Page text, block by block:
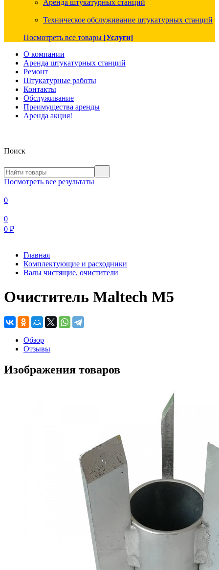
Аренда штукатурных станций
Техническое обслуживание штукатурных станций
Посмотреть все товары [Услуги]
О компании
Аренда штукатурных станций
Ремонт
Штукатурные работы
Контакты
Обслуживание
Преимущества аренды
Аренда акция!
Поиск
Посмотреть все результаты
0
0
0 ₽
Главная
Комплектующие и расходники
Валы чистящие, очистители
Очиститель Maltech М5
Обзор
Отзывы
Изображения товаров